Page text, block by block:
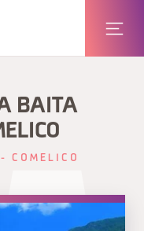
BAITA
COMELICO